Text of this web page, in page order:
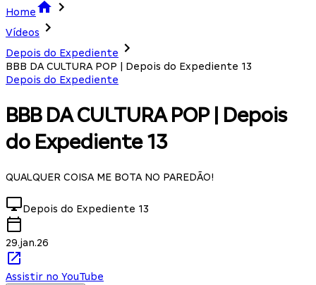
Home
Vídeos
Depois do Expediente
BBB DA CULTURA POP | Depois do Expediente 13
Depois do Expediente
BBB DA CULTURA POP | Depois
do Expediente 13
QUALQUER COISA ME BOTA NO PAREDÃO!
Depois do Expediente 13
29.jan.26
Assistir no YouTube